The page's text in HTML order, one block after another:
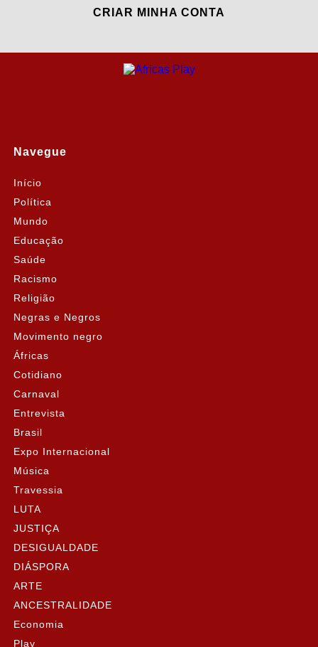
CRIAR MINHA CONTA
Navegue
Início
Política
Mundo
Educação
Saúde
Racismo
Religião
Negras e Negros
Movimento negro
Áfricas
Cotidiano
Carnaval
Entrevista
Brasil
Expo Internacional
Música
Travessia
LUTA
JUSTIÇA
DESIGUALDADE
DIÁSPORA
ARTE
ANCESTRALIDADE
Economia
Play